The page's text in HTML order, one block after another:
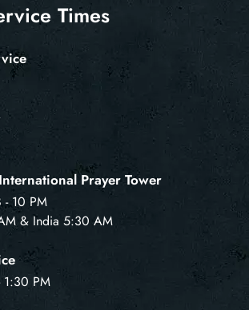
Times
Prayer Tower
- 10 PM
& India 5:30 AM
1:30 PM